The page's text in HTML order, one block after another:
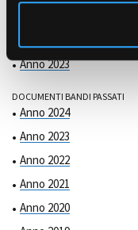
Anno 2023
DOCUMENTI BANDI PASSATI
Anno 2024
Anno 2023
Anno 2022
Anno 2021
Anno 2020